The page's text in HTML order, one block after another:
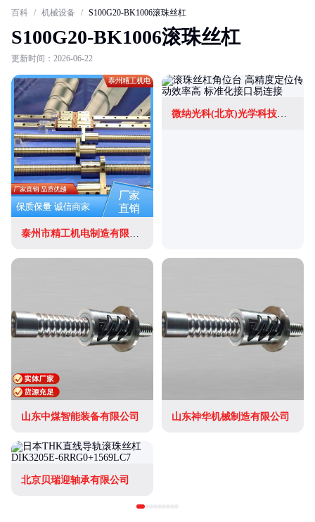
百科 / 机械设备 / S100G20-BK1006滚珠丝杠
S100G20-BK1006滚珠丝杠
更新时间：2026-06-22
泰州市精工机电制造有限公司
微纳光科(北京)光学科技有限公司
山东中煤智能装备有限公司 山东神华机械制造有限公司
北京贝瑞迎轴承有限公司